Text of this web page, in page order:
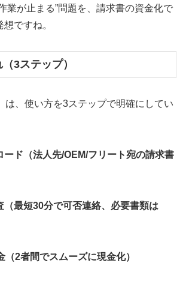
業が止まる”問題を、請求書の資金化で
ですね。
3ステップ）
は、使い方を3ステップで明確にしてい
ード（法人先/OEM/フリート宛の請求書
（最短30分で可否連絡、必要書類は
（2者間でスムーズに現金化）